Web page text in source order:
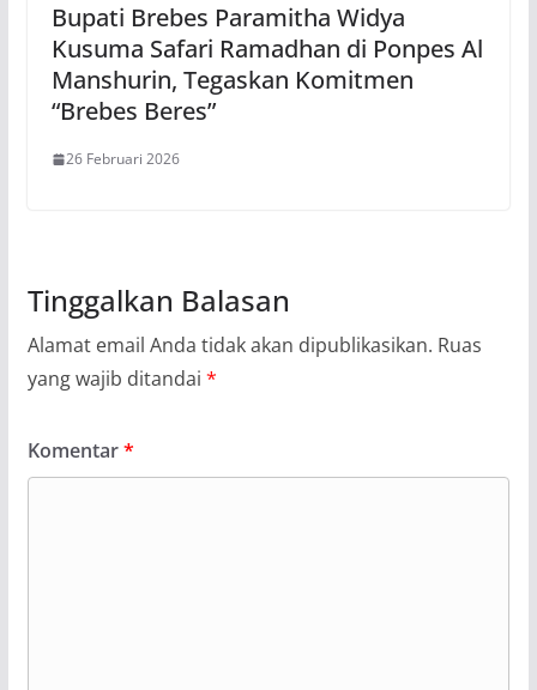
Bupati Brebes Paramitha Widya
Kusuma Safari Ramadhan di Ponpes Al
Manshurin, Tegaskan Komitmen
“Brebes Beres”
26 Februari 2026
Tinggalkan Balasan
Alamat email Anda tidak akan dipublikasikan. Ruas
yang wajib ditandai *
Komentar*